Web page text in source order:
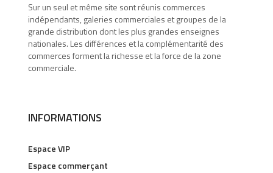
Sur un seul et même site sont réunis commerces
indépendants, galeries commerciales et groupes de la
grande distribution dont les plus grandes enseignes
nationales. Les différences et la complémentarité des
commerces forment la richesse et la force de la zone
commerciale.
INFORMATIONS
Espace VIP
Espace commerçant